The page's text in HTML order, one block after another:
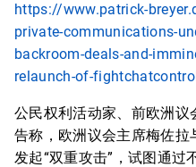
https://www.patrick-
private-communications-
backroom-deals-and-
relaunch-of-
公民权利活动家、前欧洲议
告称，欧洲议会主席梅佐
发起“双重攻击”，试图通过